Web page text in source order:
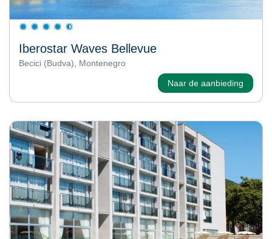
Iberostar Waves Bellevue
Becici (Budva), Montenegro
Naar de aanbieding